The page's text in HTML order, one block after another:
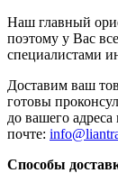
Наш главный
поэтому у Вас
специалистами
Доставим ваш
готовы
до вашего
почте:
Способы